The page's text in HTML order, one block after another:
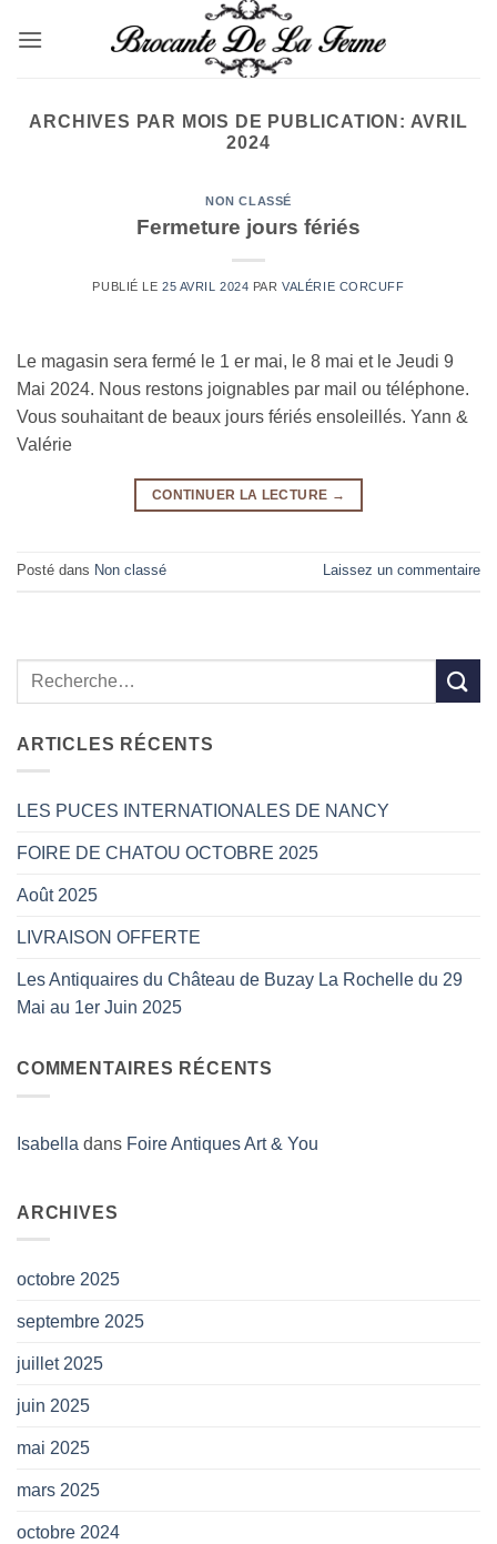
ARCHIVES PAR MOIS DE PUBLICATION: AVRIL
2024
NON CLASSÉ
Fermeture jours fériés
PUBLIÉ LE25 AVRIL 2024 PARVALÉRIE CORCUFF
Le magasin sera fermé le 1 er mai, le 8 mai et le Jeudi 9
Mai 2024. Nous restons joignables par mail ou téléphone.
Vous souhaitant de beaux jours fériés ensoleillés. Yann &
Valérie
CONTINUER LA LECTURE →
Posté dans Non classé Laissez un commentaire
ARTICLES RÉCENTS
LES PUCES INTERNATIONALES DE NANCY
FOIRE DE CHATOU OCTOBRE 2025
Août 2025
LIVRAISON OFFERTE
Les Antiquaires du Château de Buzay La Rochelle du 29
Mai au 1er Juin 2025
COMMENTAIRES RÉCENTS
Isabella dans Foire Antiques Art & You
ARCHIVES
octobre 2025
septembre 2025
juillet 2025
juin 2025
mai 2025
mars 2025
octobre 2024